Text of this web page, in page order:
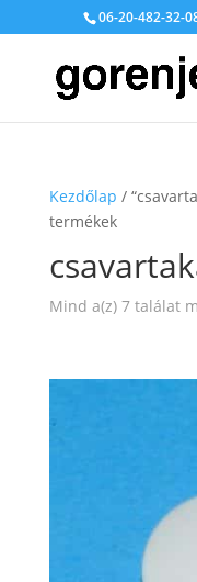
06-20-482-32-
Kezdőlap /
termékek
Mind a(z) 7 találat